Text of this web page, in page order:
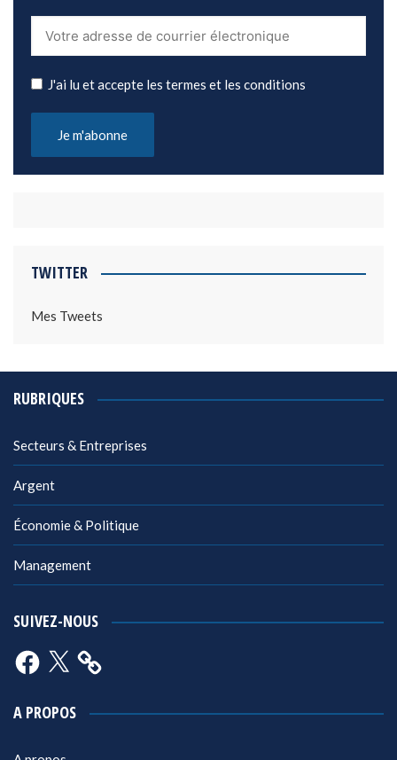
J'ai lu et accepte les termes et les conditions
TWITTER
Mes Tweets
RUBRIQUES
Secteurs & Entreprises
Argent
Économie & Politique
Management
SUIVEZ-NOUS
Facebook
X
A PROPOS